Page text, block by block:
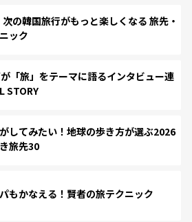
の韓国旅行がもっと楽しくなる 旅先・
ック
「旅」をテーマに語るインタビュー連
STORY
してみたい！地球の歩き方が選ぶ2026
旅先30
もかなえる！賢者の旅テクニック